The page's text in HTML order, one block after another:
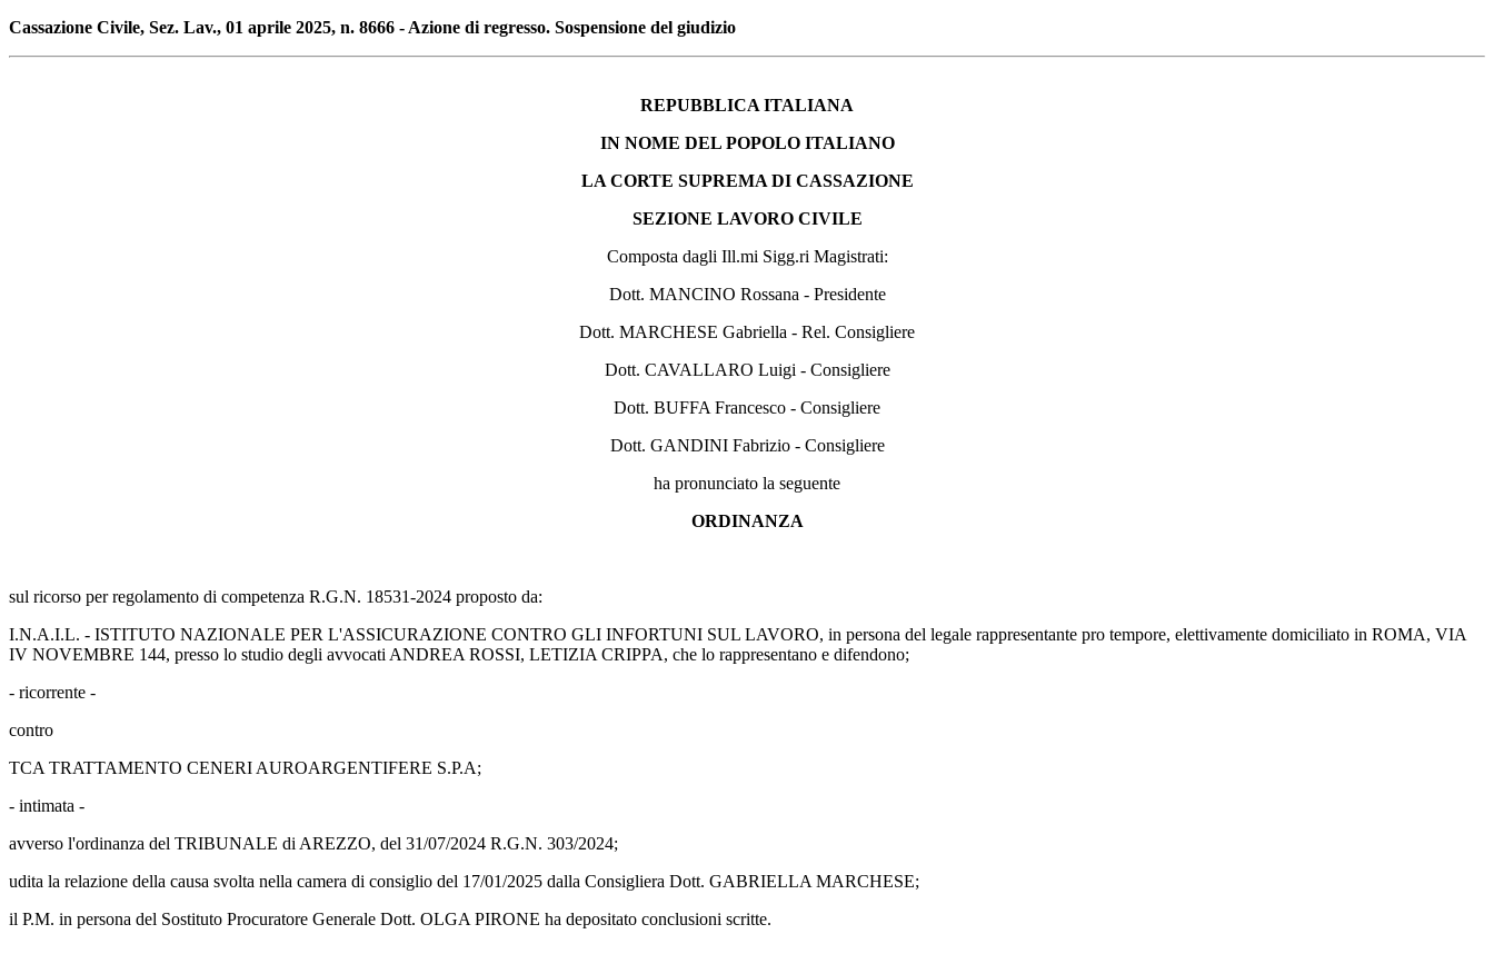
Cassazione Civile, Sez. Lav., 01 aprile 2025, n. 8666 - Azione di regresso. Sospensione del giudizio
REPUBBLICA ITALIANA
IN NOME DEL POPOLO ITALIANO
LA CORTE SUPREMA DI CASSAZIONE
SEZIONE LAVORO CIVILE
Composta dagli Ill.mi Sigg.ri Magistrati:
Dott. MANCINO Rossana - Presidente
Dott. MARCHESE Gabriella - Rel. Consigliere
Dott. CAVALLARO Luigi - Consigliere
Dott. BUFFA Francesco - Consigliere
Dott. GANDINI Fabrizio - Consigliere
ha pronunciato la seguente
ORDINANZA
sul ricorso per regolamento di competenza R.G.N. 18531-2024 proposto da:
I.N.A.I.L. - ISTITUTO NAZIONALE PER L'ASSICURAZIONE CONTRO GLI INFORTUNI SUL LAVORO, in persona del legale rappresentante pro tempore, elettivamente domiciliato in ROMA, VIA
IV NOVEMBRE 144, presso lo studio degli avvocati ANDREA ROSSI, LETIZIA CRIPPA, che lo rappresentano e difendono;
- ricorrente -
contro
TCA TRATTAMENTO CENERI AUROARGENTIFERE S.P.A;
- intimata -
avverso l'ordinanza del TRIBUNALE di AREZZO, del 31/07/2024 R.G.N. 303/2024;
udita la relazione della causa svolta nella camera di consiglio del 17/01/2025 dalla Consigliera Dott. GABRIELLA MARCHESE;
il P.M. in persona del Sostituto Procuratore Generale Dott. OLGA PIRONE ha depositato conclusioni scritte.